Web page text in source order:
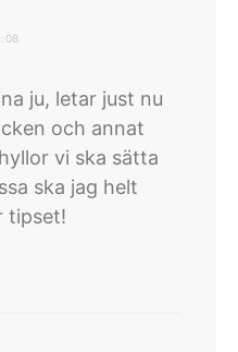
ju, letar just nu
och annat
vi ska sätta
ska jag helt
tipset!